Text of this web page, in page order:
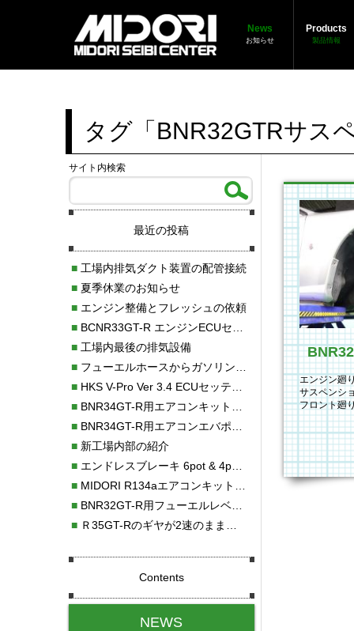
News
お知らせ
Products
製品情報
タグ「BNR32GTRサス
エンジン廻
サスペンシ
フロント廻
ッシュに
サイト内検索
最近の投稿
■工場内排気ダクト装置の配管接続
■夏季休業のお知らせ
■エンジン整備とフレッシュの依頼
■BCNR33GT-R エンジンECUセッティング調整
■工場内最後の排気設備
■フューエルホースからガソリン漏れ
■HKS V-Pro Ver 3.4 ECUセッティング
■BNR34GT-R用エアコンキット新発売！！
■BNR34GT-R用エアコンエバポレーターを新発売！！
■新工場内部の紹介
■エンドレスブレーキ 6pot & 4potオーバーホール
■MIDORI R134aエアコンキットタイプⅡ取り付け
■BNR32GT-R用フューエルレベルセンサー新発売！！
■Ｒ35GT-Rのギヤが2速のまま変速しない！！
Contents
NEWS